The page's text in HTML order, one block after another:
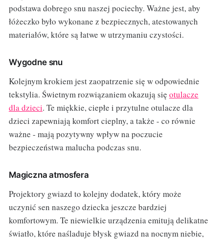
podstawa dobrego snu naszej pociechy. Ważne jest, aby
łóżeczko było wykonane z bezpiecznych, atestowanych
materiałów, które są łatwe w utrzymaniu czystości.
Wygodne snu
Kolejnym krokiem jest zaopatrzenie się w odpowiednie
tekstylia. Świetnym rozwiązaniem okazują się otulacze
dla dzieci. Te miękkie, ciepłe i przytulne otulacze dla
dzieci zapewniają komfort cieplny, a także - co równie
ważne - mają pozytywny wpływ na poczucie
bezpieczeństwa malucha podczas snu.
Magiczna atmosfera
Projektory gwiazd to kolejny dodatek, który może
uczynić sen naszego dziecka jeszcze bardziej
komfortowym. Te niewielkie urządzenia emitują delikatne
światło, które naśladuje błysk gwiazd na nocnym niebie,